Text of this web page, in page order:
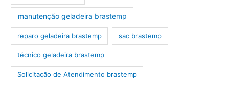
manutenção geladeira brastemp
reparo geladeira brastemp sac brastemp
técnico geladeira brastemp
‎Solicitação de Atendimento brastemp